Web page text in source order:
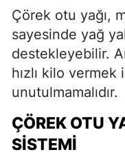
Çörek otu yağı,
sayesinde yağ
destekleyebilir.
hızlı kilo
unutulmamalıdır.
ÇÖREK OTU
SISTEMI